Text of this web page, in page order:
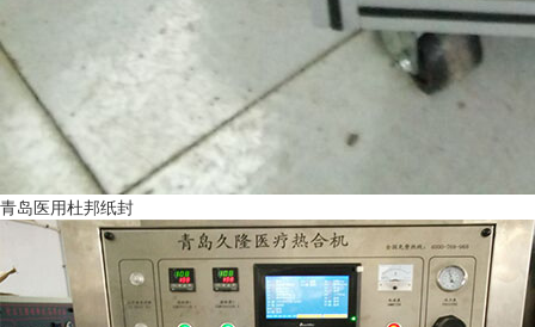
青岛医用杜邦纸封